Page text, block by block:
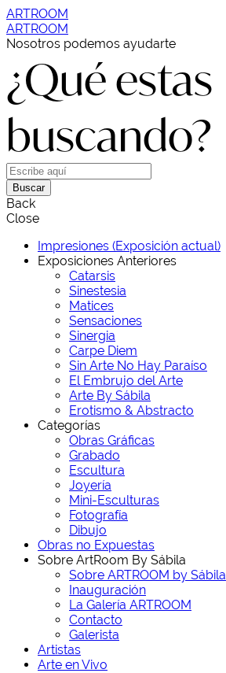
ARTROOM
ARTROOM
Nosotros podemos ayudarte
¿Qué estas
buscando?
Buscar
Back
Close
Impresiones (Exposición actual)
Exposiciones Anteriores
Catarsis
Sinestesia
Matices
Sensaciones
Sinergia
Carpe Diem
Sin Arte No Hay Paraíso
El Embrujo del Arte
Arte By Sábila
Erotismo & Abstracto
Categorías
Obras Gráficas
Grabado
Escultura
Joyería
Mini-Esculturas
Fotografía
Dibujo
Obras no Expuestas
Sobre ArtRoom By Sábila
Sobre ARTROOM by Sábila
Inauguración
La Galería ARTROOM
Contacto
Galerista
Artistas
Arte en Vivo